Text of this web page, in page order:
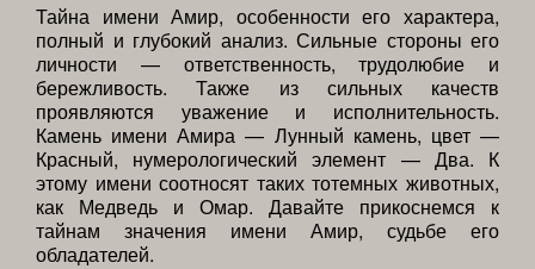
Тайна имени Амир, особенности его характера,
полный и глубокий анализ. Сильные стороны его
личности — ответственность, трудолюбие и
бережливость. Также из сильных качеств
проявляются уважение и исполнительность.
Камень имени Амира — Лунный камень, цвет —
Красный, нумерологический элемент — Два. К
этому имени соотносят таких тотемных животных,
как Медведь и Омар. Давайте прикоснемся к
тайнам значения имени Амир, судьбе его
обладателей.